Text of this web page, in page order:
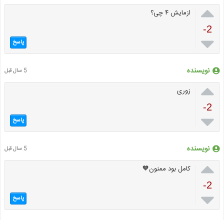

-2

ازمایش ۴ چی؟
پاسخ
نویسنده 5 سال قبل

-2

زوری
پاسخ
نویسنده 5 سال قبل

-2

کامل بود ممنون🧡
پاسخ